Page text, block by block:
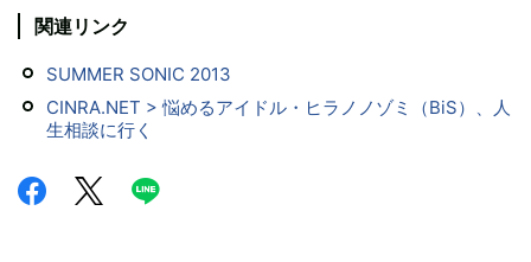
関連リンク
SUMMER SONIC 2013
CINRA.NET > 悩めるアイドル・ヒラノノゾミ（BiS）、人
生相談に行く